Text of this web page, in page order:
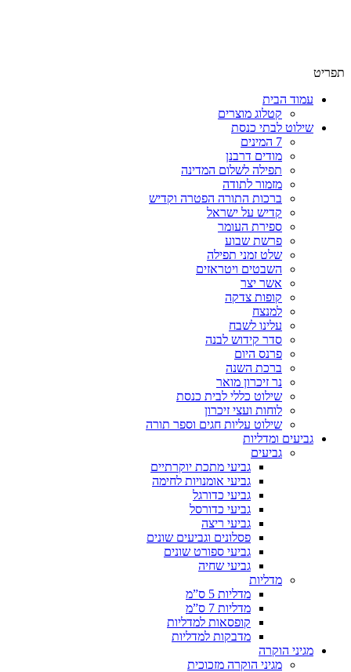
תפריט
עמוד הבית
קטלוג מוצרים
שילוט לבתי כנסת
7 המינים
מודים דרבנן
תפילה לשלום המדינה
מזמור לתודה
ברכות התורה הפטרה וקדיש
קדיש על ישראל
ספירת העומר
פרשת שבוע
שלט זמני תפילה
השבטים ויטראזים
אשר יצר
קופות צדקה
למנצח
עלינו לשבח
סדר קידוש לבנה
פרנס היום
ברכת השנה
נר זיכרון מואר
שילוט כללי לבית כנסת
לוחות ועצי זיכרון
שילוט עליות חגים וספר תורה
גביעים ומדליות
גביעים
גביעי מתכת יוקרתיים
גביעי אומנויות לחימה
גביעי כדורגל
גביעי כדורסל
גביעי ריצה
פסלונים וגביעים שונים
גביעי ספורט שונים
גביעי שחיה
מדליות
מדליות 5 ס”מ
מדליות 7 ס”מ
קופסאות למדליות
מדבקות למדליות
מגיני הוקרה
מגיני הוקרה מזכוכית